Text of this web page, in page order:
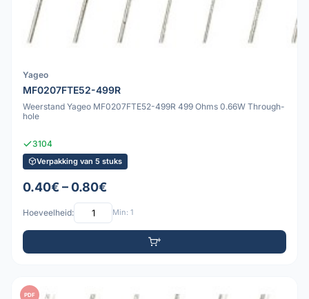
Yageo
MF0207FTE52-499R
Weerstand Yageo MF0207FTE52-499R 499 Ohms 0.66W Through-
hole
3104
Verpakking van 5 stuks
0.40€ – 0.80€
Hoeveelheid: Min: 1
PDF